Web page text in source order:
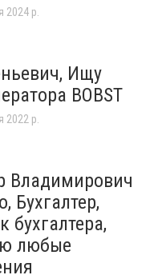
2024 р.
Ищу
BOBST
2022 р.
Владимирович
Бухгалтер,
любые